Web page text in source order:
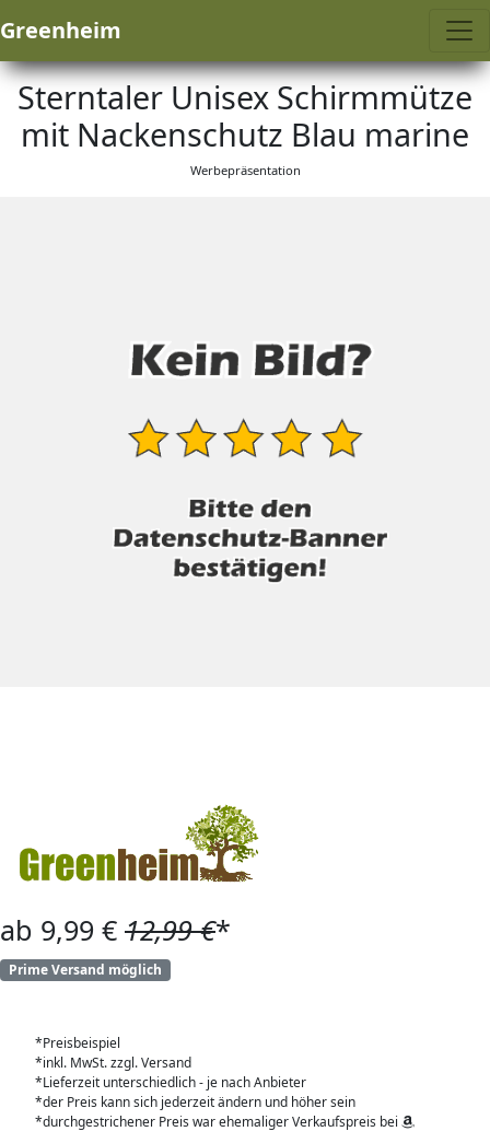
Greenheim
Sterntaler Unisex Schirmmütze
mit Nackenschutz Blau marine
Werbepräsentation
ab 9,99 € 12,99 €*
Prime Versand möglich
*Preisbeispiel
*inkl. MwSt. zzgl. Versand
*Lieferzeit unterschiedlich - je nach Anbieter
*der Preis kann sich jederzeit ändern und höher sein
*durchgestrichener Preis war ehemaliger Verkaufspreis bei